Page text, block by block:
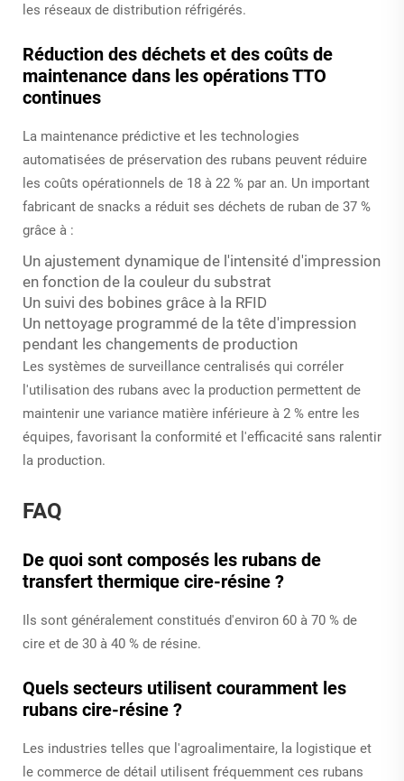
les réseaux de distribution réfrigérés.
Réduction des déchets et des coûts de
maintenance dans les opérations TTO
continues
La maintenance prédictive et les technologies
automatisées de préservation des rubans peuvent réduire
les coûts opérationnels de 18 à 22 % par an. Un important
fabricant de snacks a réduit ses déchets de ruban de 37 %
grâce à :
Un ajustement dynamique de l'intensité d'impression
en fonction de la couleur du substrat
Un suivi des bobines grâce à la RFID
Un nettoyage programmé de la tête d'impression
pendant les changements de production
Les systèmes de surveillance centralisés qui corréler
l'utilisation des rubans avec la production permettent de
maintenir une variance matière inférieure à 2 % entre les
équipes, favorisant la conformité et l'efficacité sans ralentir
la production.
FAQ
De quoi sont composés les rubans de
transfert thermique cire-résine ?
Ils sont généralement constitués d'environ 60 à 70 % de
cire et de 30 à 40 % de résine.
Quels secteurs utilisent couramment les
rubans cire-résine ?
Les industries telles que l'agroalimentaire, la logistique et
le commerce de détail utilisent fréquemment ces rubans